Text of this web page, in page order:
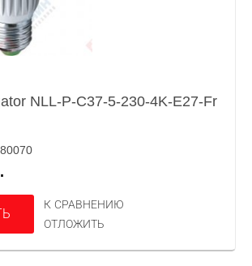
NLL-P-C37-5-230-4K-E27-Fr
К СРАВНЕНИЮ
ОТЛОЖИТЬ